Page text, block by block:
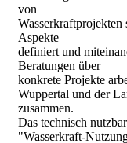
von
Aspekte
definiert und
Beratungen über
konkrete Projekte
Wuppertal und der
zusammen.
Das technisch
"Wasserkraft-